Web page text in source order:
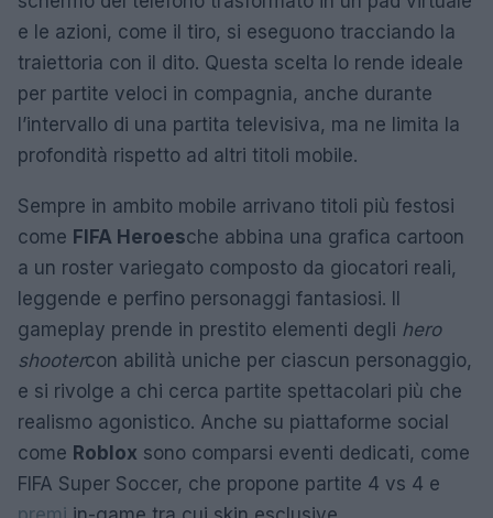
e le azioni, come il tiro, si eseguono tracciando la
traiettoria con il dito. Questa scelta lo rende ideale
per partite veloci in compagnia, anche durante
l’intervallo di una partita televisiva, ma ne limita la
profondità rispetto ad altri titoli mobile.
Sempre in ambito mobile arrivano titoli più festosi
come FIFA Heroesche abbina una grafica cartoon
a un roster variegato composto da giocatori reali,
leggende e perfino personaggi fantasiosi. Il
gameplay prende in prestito elementi degli hero
shootercon abilità uniche per ciascun personaggio,
e si rivolge a chi cerca partite spettacolari più che
realismo agonistico. Anche su piattaforme social
come Roblox sono comparsi eventi dedicati, come
FIFA Super Soccer, che propone partite 4 vs 4 e